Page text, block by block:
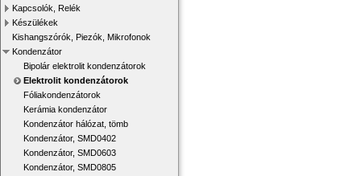
Kapcsolók, Relék
Készülékek
Kishangszórók, Piezók, Mikrofonok
Kondenzátor
Bipolár elektrolit kondenzátorok
Elektrolit kondenzátorok
Fóliakondenzátorok
Kerámia kondenzátor
Kondenzátor hálózat, tömb
Kondenzátor, SMD0402
Kondenzátor, SMD0603
Kondenzátor, SMD0805